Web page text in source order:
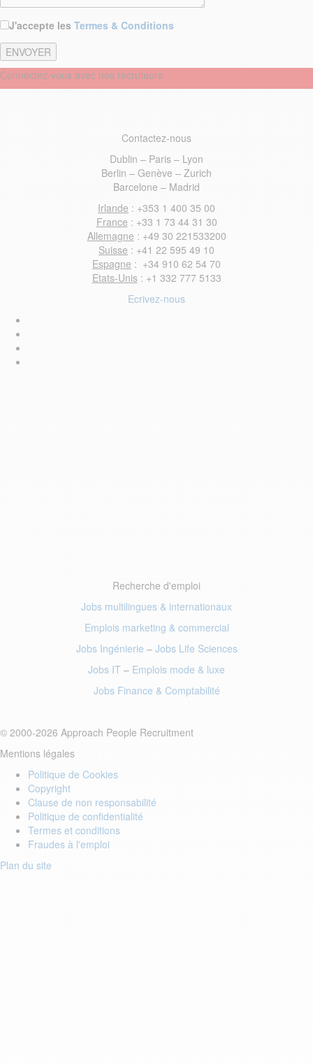
J'accepte les Termes & Conditions
Connectez-vous avec nos recruteurs
Contactez-nous
Dublin – Paris – Lyon
Berlin – Genève – Zurich
Barcelone – Madrid
Irlande : +353 1 400 35 00
France : +33 1 73 44 31 30
Allemagne : +49 30 221533200
Suisse : +41 22 595 49 10
Espagne : +34 910 62 54 70
Etats-Unis: +1 332 777 5133
Ecrivez-nous
Recherche d'emploi
Jobs multilingues & internationaux
Emplois marketing & commercial
Jobs Ingénierie – Jobs Life Sciences
Jobs IT – Emplois mode & luxe
Jobs Finance & Comptabilité
© 2000-2026 Approach People Recruitment
Mentions légales
Politique de Cookies
Copyright
Clause de non responsabilité
Politique de confidentialité
Termes et conditions
Fraudes à l'emploi
Plan du site